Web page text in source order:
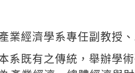
業經濟學系專任副教授
系既有之傳統，舉辦學